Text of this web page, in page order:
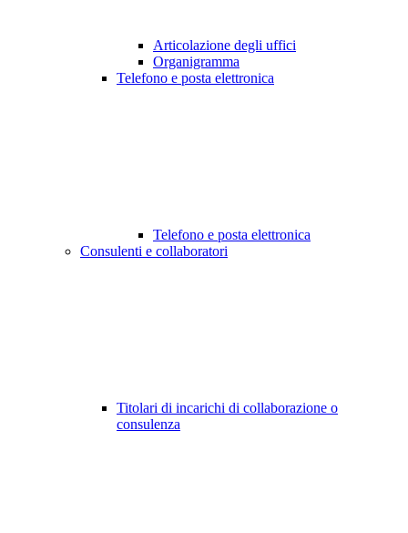
Articolazione degli uffici
Organigramma
Telefono e posta elettronica
Telefono e posta elettronica
Consulenti e collaboratori
Titolari di incarichi di collaborazione o
consulenza